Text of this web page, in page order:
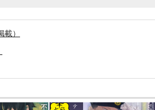
）
掲載）
お知らせ（2026.03.09 掲載）